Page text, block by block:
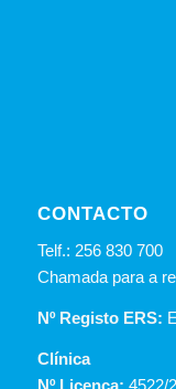
CONTACTO
Telf.: 256 830 700
Chamada para a
Nº Registo ERS:
Clínica
Nº Licença: 4522/